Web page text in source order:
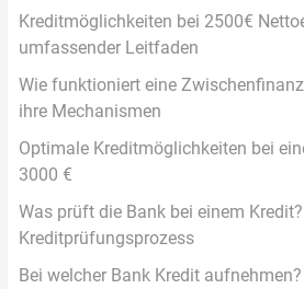
Kreditmöglichkeiten bei 2500€
umfassender Leitfaden
Wie funktioniert eine
ihre Mechanismen
Optimale Kreditmöglichkeiten bei
3000 €
Was prüft die Bank bei einem
Kreditprüfungsprozess
Bei welcher Bank Kredit